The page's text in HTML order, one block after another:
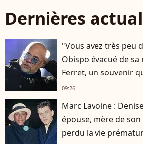
Dernières
"Vous avez très peu
Obispo évacué de sa
Ferret, un souvenir
09:26
Marc Lavoine :
épouse, mère de son
perdu la vie